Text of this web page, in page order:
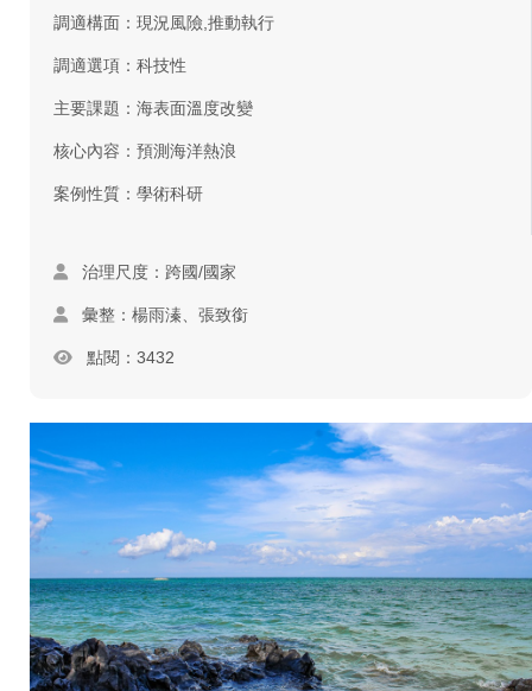
調適構面：現況風險,推動執行
調適選項：科技性
主要課題：海表面溫度改變
核心內容：預測海洋熱浪
案例性質：學術科研
治理尺度：跨國/國家
彙整：楊雨溱、張致銜
點閱：3432